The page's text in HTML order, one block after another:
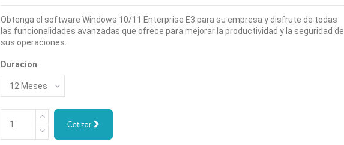
Obtenga el software Windows 10/11 Enterprise E3 para su empresa y disfrute de todas
las funcionalidades avanzadas que ofrece para mejorar la productividad y la seguridad de
sus operaciones.
Duracion
Cotizar